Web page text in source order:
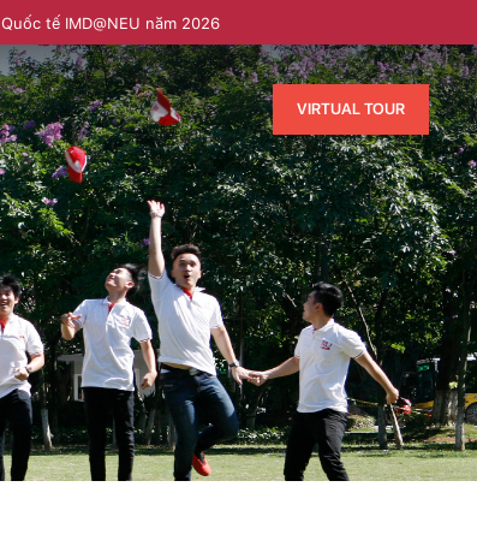
tế IMD@NEU năm 2026
VIRTUAL TOUR